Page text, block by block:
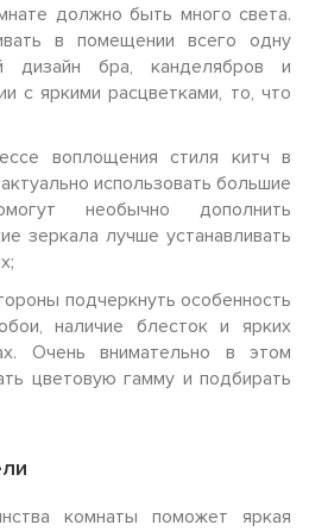
должно быть много света.
в помещении всего одну
дизайн бра, канделябров и
с яркими расцветками, то, что
воплощения стиля китч в
использовать большие
необычно дополнить
зеркала лучше устанавливать
подчеркнуть особенность
наличие блесток и ярких
Очень внимательно в этом
цветовую гамму и подбирать
комнаты поможет яркая